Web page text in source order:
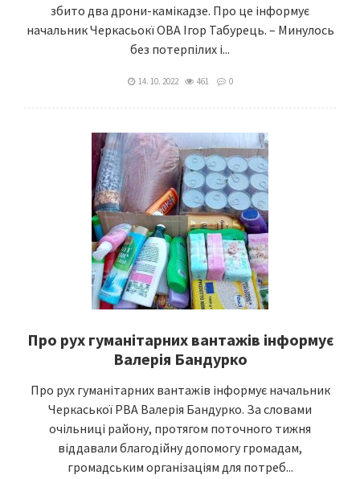
збито два дрони-камікадзе. Про це інформує
начальник Черкасьокї ОВА Ігор Табурець. – Минулось
без потерпілих і...
14. 10. 2022 461 0
Про рух гуманітарних вантажів інформує
Валерія Бандурко
Про рух гуманітарних вантажів інформує начальник
Черкаської РВА Валерія Бандурко. За словами
очільниці району, протягом поточного тижня
віддавали благодійну допомогу громадам,
громадським організаціям для потреб...